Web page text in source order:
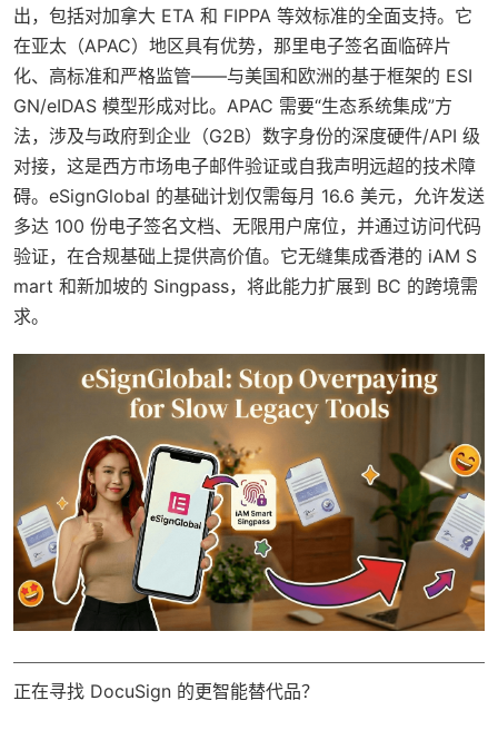
出，包括对加拿大 ETA 和 FIPPA 等效标准的全面支持。它
在亚太（APAC）地区具有优势，那里电子签名面临碎片
化、高标准和严格监管——与美国和欧洲的基于框架的 ESI
GN/eIDAS 模型形成对比。APAC 需要“生态系统集成”方
法，涉及与政府到企业（G2B）数字身份的深度硬件/API 级
对接，这是西方市场电子邮件验证或自我声明远超的技术障
碍。eSignGlobal 的基础计划仅需每月 16.6 美元，允许发送
多达 100 份电子签名文档、无限用户席位，并通过访问代码
验证，在合规基础上提供高价值。它无缝集成香港的 iAM S
mart 和新加坡的 Singpass，将此能力扩展到 BC 的跨境需
求。
正在寻找 DocuSign 的更智能替代品？